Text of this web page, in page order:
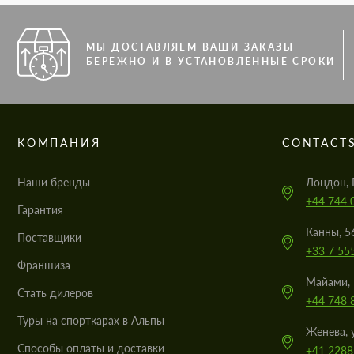
МЫ ДОСТАВЛЯЕМ ВАШИ ЗАКАЗЫ
БЕРЕЖНО И В УСТАНОВЛЕННЫЕ СРОКИ
КОМПАНИЯ
Наши бренды
Гарантия
Поставщики
Франшиза
Стать дилеров
Туры на спорткарах в Альпы
Cпособы оплаты и доставки
Лондон,
+44 744
Канны,
+33 7
Майами,
+44 748
Женева,
+41